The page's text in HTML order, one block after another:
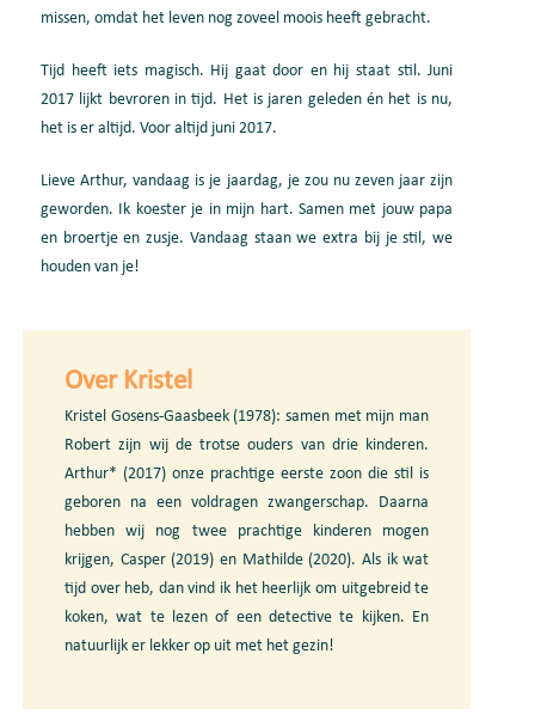
missen, omdat het leven nog zoveel moois heeft gebracht.
Tijd heeft iets magisch. Hij gaat door en hij staat stil. Juni
2017 lijkt bevroren in tijd. Het is jaren geleden én het is nu,
het is er altijd. Voor altijd juni 2017.
Lieve Arthur, vandaag is je jaardag, je zou nu zeven jaar zijn
geworden. Ik koester je in mijn hart. Samen met jouw papa
en broertje en zusje. Vandaag staan we extra bij je stil, we
houden van je!
Over Kristel
Kristel Gosens-Gaasbeek (1978): samen met mijn man
Robert zijn wij de trotse ouders van drie kinderen.
Arthur* (2017) onze prachtige eerste zoon die stil is
geboren na een voldragen zwangerschap. Daarna
hebben wij nog twee prachtige kinderen mogen
krijgen, Casper (2019) en Mathilde (2020). Als ik wat
tijd over heb, dan vind ik het heerlijk om uitgebreid te
koken, wat te lezen of een detective te kijken. En
natuurlijk er lekker op uit met het gezin!